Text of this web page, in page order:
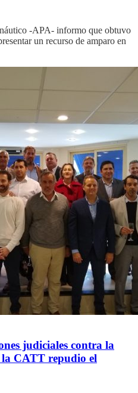
-APA- informo que obtuvo
un recurso de amparo en
judiciales contra la
CATT repudio el